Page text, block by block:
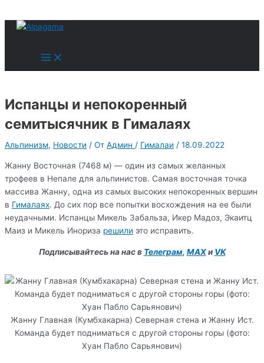
содержимому
Main
Menu
Испанцы и непокоренный
семитысячник в Гималаях
Альпинизм, Новости / От Админ / Гималаи / 18.09.2022
Жанну Восточная (7468 м) — один из самых желанных
трофеев в Непале для альпинистов. Самая восточная точка
массива Жанну, одна из самых высоких непокоренных вершин
в Гималаях. До сих пор все попытки восхождения на ее были
неудачными. Испанцы Микель Забальза, Икер Мадоз, Экаитц
Маиз и Микель Инориза решили это исправить.
Подписывайтесь на нас в Телеграм, MAXи VK
Жанну Главная (Кумбхакарна) Северная стена и Жанну Ист.
Команда будет подниматься с другой стороны горы (фото:
Хуан Пабло Сарьянович)